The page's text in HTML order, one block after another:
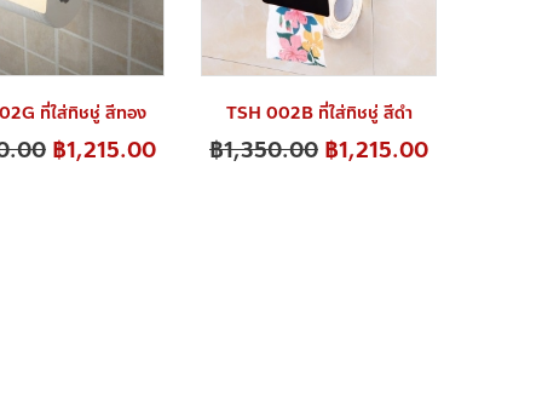
ที่ใส่ทิชชู่ สีทอง
฿1,215.00
TSH 002B ที่ใส่ทิชชู่ สีดำ
฿1,350.00 ฿1,215.00